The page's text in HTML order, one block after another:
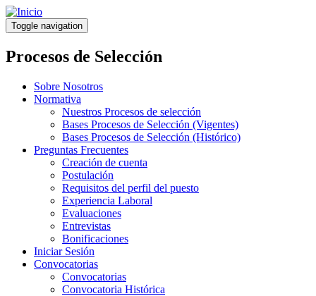
Pasar
al
contenido
principal
Toggle navigation
Procesos de Selección
Sobre Nosotros
Normativa
Nuestros Procesos de selección
Bases Procesos de Selección (Vigentes)
Bases Procesos de Selección (Histórico)
Preguntas Frecuentes
Creación de cuenta
Postulación
Requisitos del perfil del puesto
Experiencia Laboral
Evaluaciones
Entrevistas
Bonificaciones
Iniciar Sesión
Convocatorias
Convocatorias
Convocatoria Histórica